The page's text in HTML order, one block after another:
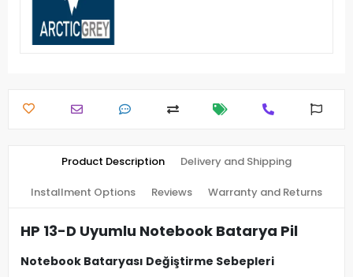
Product Description Delivery and Shipping
Installment Options Reviews Warranty and Returns
HP 13-D Uyumlu Notebook Batarya Pil
Notebook Bataryası Değiştirme Sebepleri